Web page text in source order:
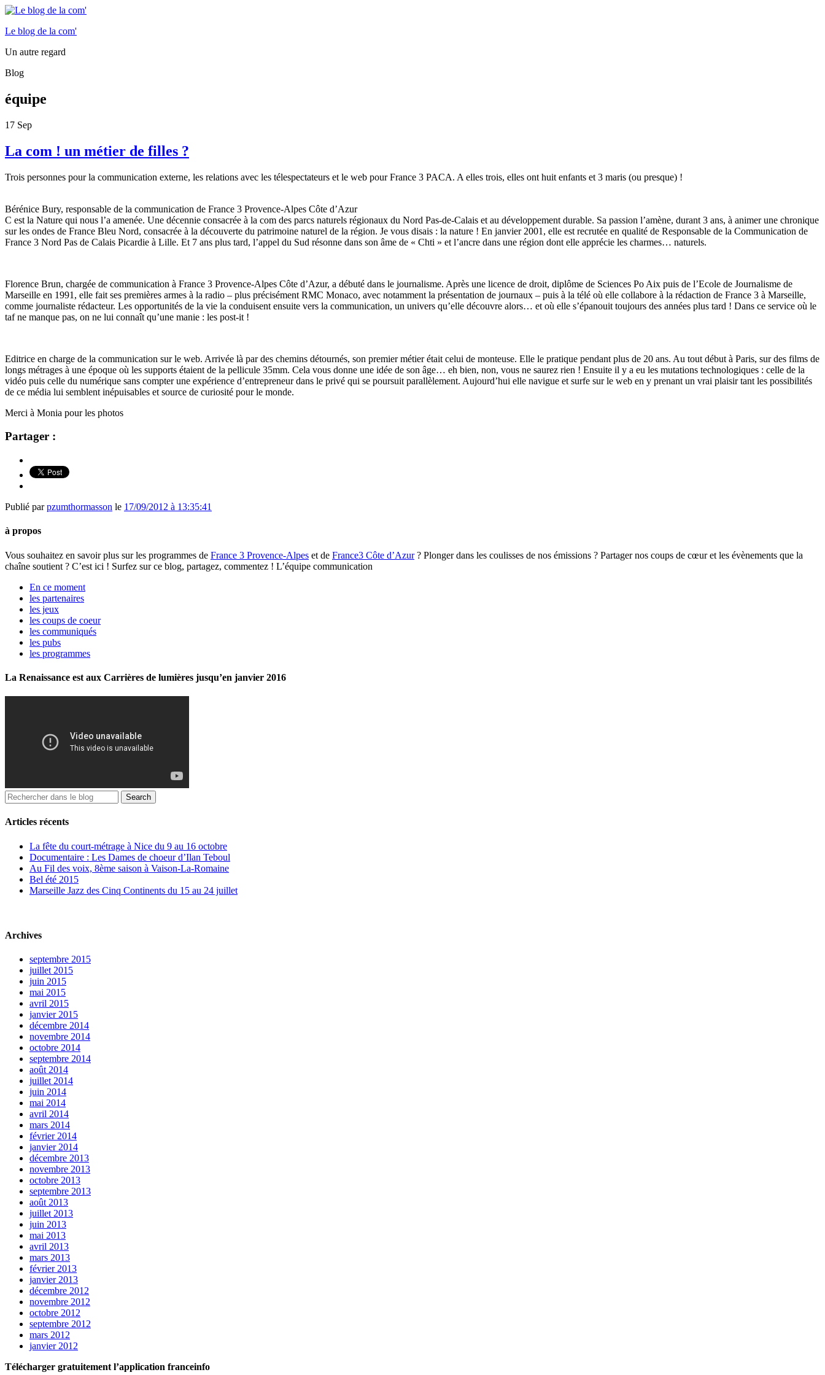
Le blog de la com'
Un autre regard
Blog
équipe
17 Sep
La com ! un métier de filles ?
Trois personnes pour la communication externe, les relations avec les télespectateurs et le web pour France 3 PACA. A elles trois, elles ont huit enfants et 3 maris (ou presque) !
Bérénice Bury, responsable de la communication de France 3 Provence-Alpes Côte d’Azur
C est la Nature qui nous l’a amenée. Une décennie consacrée à la com des parcs naturels régionaux du Nord Pas-de-Calais et au développement durable. Sa passion l’amène, durant 3 ans, à animer une chronique
sur les ondes de France Bleu Nord, consacrée à la découverte du patrimoine naturel de la région. Je vous disais : la nature ! En janvier 2001, elle est recrutée en qualité de Responsable de la Communication de
France 3 Nord Pas de Calais Picardie à Lille. Et 7 ans plus tard, l’appel du Sud résonne dans son âme de « Chti » et l’ancre dans une région dont elle apprécie les charmes… naturels.
Florence Brun, chargée de communication à France 3 Provence-Alpes Côte d’Azur, a débuté dans le journalisme. Après une licence de droit, diplôme de Sciences Po Aix puis de l’Ecole de Journalisme de
Marseille en 1991, elle fait ses premières armes à la radio – plus précisément RMC Monaco, avec notamment la présentation de journaux – puis à la télé où elle collabore à la rédaction de France 3 à Marseille,
comme journaliste rédacteur. Les opportunités de la vie la conduisent ensuite vers la communication, un univers qu’elle découvre alors… et où elle s’épanouit toujours des années plus tard ! Dans ce service où le
taf ne manque pas, on ne lui connaît qu’une manie : les post-it !
Editrice en charge de la communication sur le web. Arrivée là par des chemins détournés, son premier métier était celui de monteuse. Elle le pratique pendant plus de 20 ans. Au tout début à Paris, sur des films de
longs métrages à une époque où les supports étaient de la pellicule 35mm. Cela vous donne une idée de son âge… eh bien, non, vous ne saurez rien ! Ensuite il y a eu les mutations technologiques : celle de la
vidéo puis celle du numérique sans compter une expérience d’entrepreneur dans le privé qui se poursuit parallèlement. Aujourd’hui elle navigue et surfe sur le web en y prenant un vrai plaisir tant les possibilités
de ce média lui semblent inépuisables et source de curiosité pour le monde.
Merci à Monia pour les photos
Partager :
Publié parpzumthormasson le 17/09/2012 à 13:35:41
à propos
Vous souhaitez en savoir plus sur les programmes de France 3 Provence-Alpes et de France3 Côte d’Azur? Plonger dans les coulisses de nos émissions ? Partager nos coups de cœur et les évènements que la
chaîne soutient ? C’est ici ! Surfez sur ce blog, partagez, commentez ! L’équipe communication
En ce moment
les partenaires
les jeux
les coups de coeur
les communiqués
les pubs
les programmes
La Renaissance est aux Carrières de lumières jusqu’en janvier 2016
Articles récents
La fête du court-métrage à Nice du 9 au 16 octobre
Documentaire : Les Dames de choeur d’Ilan Teboul
Au Fil des voix, 8ème saison à Vaison-La-Romaine
Bel été 2015
Marseille Jazz des Cinq Continents du 15 au 24 juillet
Archives
septembre 2015
juillet 2015
juin 2015
mai 2015
avril 2015
janvier 2015
décembre 2014
novembre 2014
octobre 2014
septembre 2014
août 2014
juillet 2014
juin 2014
mai 2014
avril 2014
mars 2014
février 2014
janvier 2014
décembre 2013
novembre 2013
octobre 2013
septembre 2013
août 2013
juillet 2013
juin 2013
mai 2013
avril 2013
mars 2013
février 2013
janvier 2013
décembre 2012
novembre 2012
octobre 2012
septembre 2012
mars 2012
janvier 2012
Télécharger gratuitement l’application franceinfo